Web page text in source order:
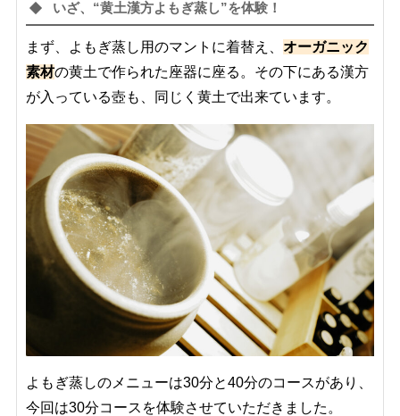
いざ、“黄土漢方よもぎ蒸し”を体験！
まず、よもぎ蒸し用のマントに着替え、 オーガニック
素材の黄土で作られた座器に座る。その下にある漢方
が入っている壺も、同じく黄土で出来ています。
よもぎ蒸しのメニューは30分と40分のコースがあり、
今回は30分コースを体験させていただきました。